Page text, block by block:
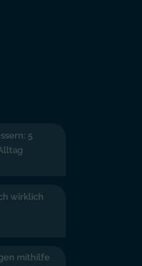
5
wirklich
mithilfe